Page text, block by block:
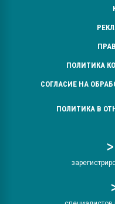
ПОЛИТИКА
СОГЛАСИЕ НА
ПОЛИТИКА В